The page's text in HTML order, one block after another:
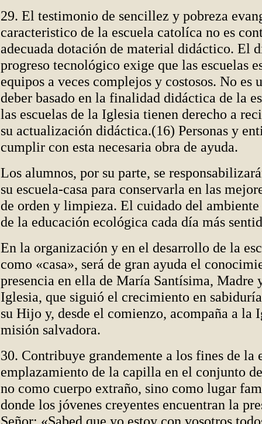
29. El testimonio de sencillez y pobreza
caracteristico de la escuela catolíca no es
adecuada dotación de material didáctico. El
progreso tecnológico exige que las escuelas
equipos a veces complejos y costosos. No es
deber basado en la finalidad didáctica de la
las escuelas de la Iglesia tienen derecho a
su actualización didáctica.(16) Personas y
cumplir con esta necesaria obra de ayuda.
Los alumnos, por su parte, se
su escuela-casa para conservarla en las
de orden y limpieza. El cuidado del
de la educación ecológica cada día más
En la organización y en el desarrollo de la
como «casa», será de gran ayuda el
presencia en ella de María Santísima, Madre
Iglesia, que siguió el crecimiento en
su Hijo y, desde el comienzo, acompaña a la
misión salvadora.
30. Contribuye grandemente a los fines de la
emplazamiento de la capilla en el conjunto
no como cuerpo extraño, sino como lugar
donde los jóvenes creyentes encuentran la
Señor: «Sabed que yo estoy con vosotros